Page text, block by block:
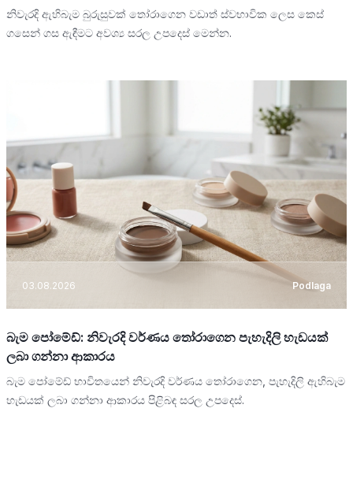
නිවැරදි ඇහිබැම බුරුසුවක් තෝරාගෙන වඩාත් ස්වභාවික ලෙස කෙස්
ගසෙන් ගස ඇඳීමට අවශ්‍ය සරල උපදෙස් මෙන්න.
03.08.2026 Podlaga
බැම පෝමේඩ්: නිවැරදි වර්ණය තෝරාගෙන පැහැදිලි හැඩයක්
ලබා ගන්නා ආකාරය
බැම පෝමේඩ් භාවිතයෙන් නිවැරදි වර්ණය තෝරාගෙන, පැහැදිලි ඇහිබැම
හැඩයක් ලබා ගන්නා ආකාරය පිළිබඳ සරල උපදෙස්.